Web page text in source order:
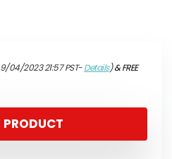
04/2023 21:57 PST-Details)&FREE